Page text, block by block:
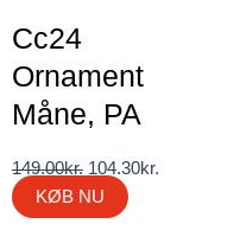
Cc24
Ornament
Måne, PA
149.00kr. 104.30kr.
KØB NU